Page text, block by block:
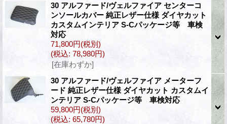
30 アルファード/ヴェルファイア センターコ
ンソールカバー 純正レザー仕様 ダイヤカット
カスタムインテリア S-Cパッケージ等 車検
対応
71,800円(税別)
(税込: 78,980円)
[在庫わずか]
30 アルファード/ヴェルファイア メーターフ
ード 純正レザー仕様 ダイヤカット カスタムイ
ンテリア S-Cパッケージ等 車検対応
59,800円(税別)
(税込: 65,780円)